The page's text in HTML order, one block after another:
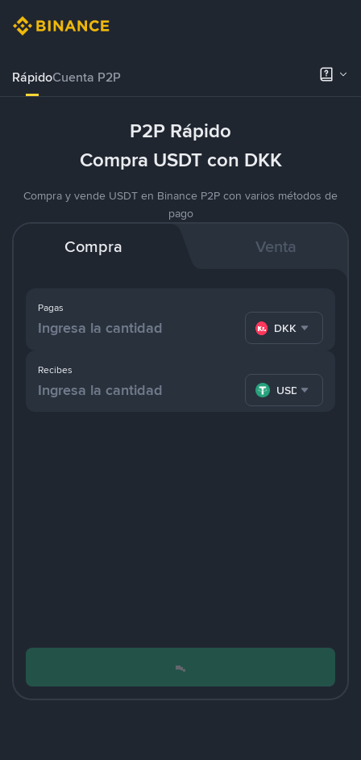
RápidoCuenta P2P
P2P Rápido
Compra USDT con DKK
Compra y vende USDT en Binance P2P con varios métodos de
pago
Compra Venta
Pagas
DKK
Recibes
USDT